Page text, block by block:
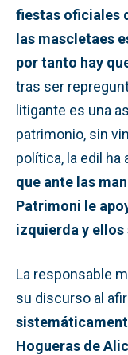
fiestas oficiales
las mascletaes
por tanto hay
tras ser
litigante es una
patrimonio, sin
política, la edil ha
que ante las
Patrimoni le
izquierda y ellos
La responsable
su discurso al
Hogueras de